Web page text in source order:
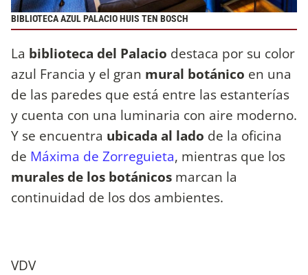
BIBLIOTECA AZUL PALACIO HUIS TEN BOSCH
La biblioteca del Palacio destaca por su color
azul Francia y el gran mural botánico en una
de las paredes que está entre las estanterías
y cuenta con una luminaria con aire moderno.
Y se encuentra ubicada al lado de la oficina
de Máxima de Zorreguieta, mientras que los
murales de los botánicos marcan la
continuidad de los dos ambientes.
VDV